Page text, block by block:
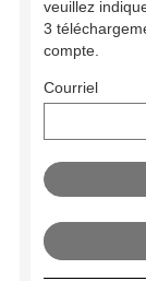
veuillez
3
compte.
Courriel